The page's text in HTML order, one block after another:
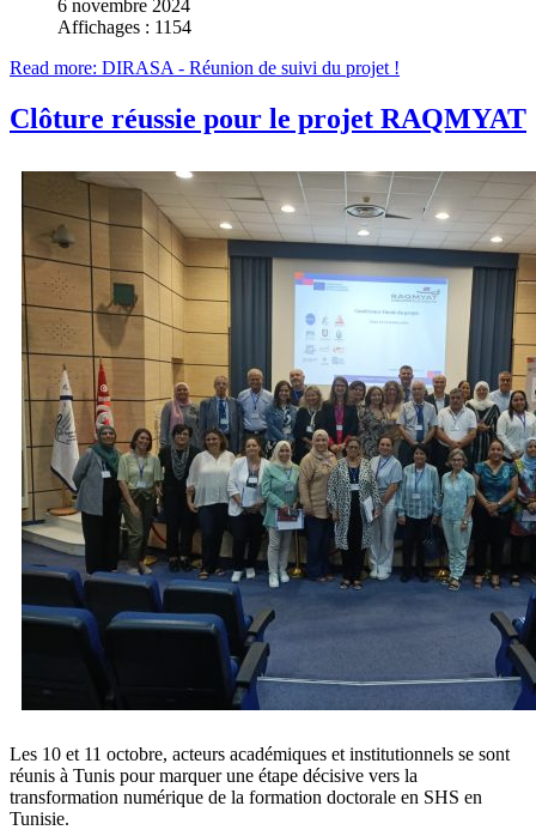
6 novembre 2024
Affichages : 1154
Read more: DIRASA - Réunion de suivi du projet !
Clôture réussie pour le projet RAQMYAT
Les 10 et 11 octobre, acteurs académiques et institutionnels se sont
réunis à Tunis pour marquer une étape décisive vers la
transformation numérique de la formation doctorale en SHS en
Tunisie.